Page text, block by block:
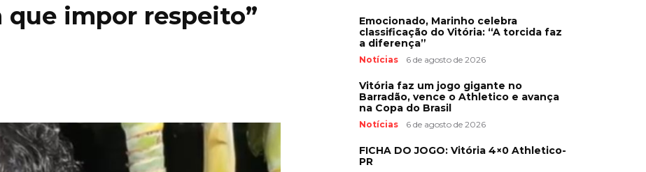
que impor respeito”
Emocionado, Marinho celebra
classificação do Vitória: “A torcida faz
a diferença”
Notícias 6 de agosto de 2026
Vitória faz um jogo gigante no
Barradão, vence o Athletico e avança
na Copa do Brasil
Notícias 6 de agosto de 2026
FICHA DO JOGO: Vitória 4×0 Athletico-
PR